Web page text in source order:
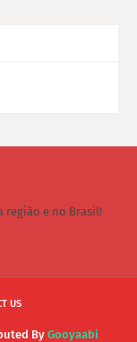
região e no Brasil!
US
By Gooyaabi